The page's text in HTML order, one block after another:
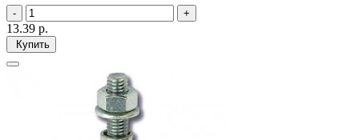
13.39 р.
Купить